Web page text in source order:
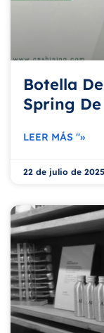
Botella
Spring De
LEER MÁS "»
22 de julio de 2025